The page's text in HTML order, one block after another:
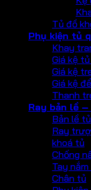
Tủ đồ
Phụ kiện tủ
Khay
Giá kệ
Giá kệ
Giá kệ
Thanh
Ray bản lề
Bản lề tủ
Ray
khoá tủ
Chống
Tay
Chân tủ